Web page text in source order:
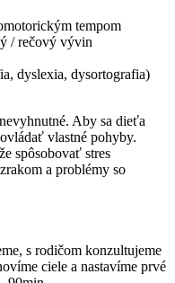
tempom
/ rečový vývin
dyslexia, dysortografia)
Aby sa dieťa
vlastné pohyby.
spôsobovať stres
a problémy so
s rodičom konzultujeme
ciele a nastavíme prvé